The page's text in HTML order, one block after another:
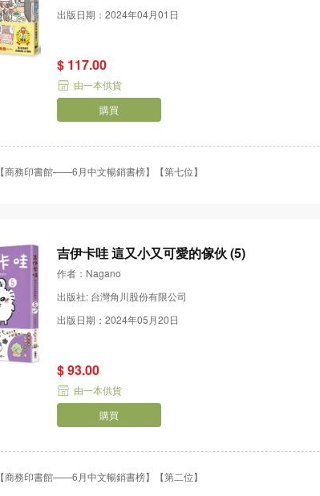
出版日期：2024年04月01日
$ 117.00
由一本供貨
購買
【商務印書館——6月中文暢銷書榜】【第七位】
吉伊卡哇 這又小又可愛的傢伙 (5)
作者：Nagano
出版社: 台灣角川股份有限公司
出版日期：2024年05月20日
$ 93.00
由一本供貨
購買
【商務印書館——6月中文暢銷書榜】【第二位】